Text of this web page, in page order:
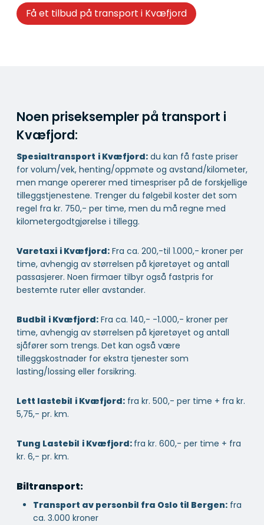
Få et tilbud på transport i Kvæfjord
Noen priseksempler på transport i
Kvæfjord:
Spesialtransport i Kvæfjord: du kan få faste priser
for volum/vek, henting/oppmøte og avstand/kilometer,
men mange opererer med timespriser på de forskjellige
tilleggstjenestene. Trenger du følgebil koster det som
regel fra kr. 750,- per time, men du må regne med
kilometergodtgjørelse i tillegg.
Varetaxi i Kvæfjord: Fra ca. 200,-til 1.000,- kroner per
time, avhengig av størrelsen på kjøretøyet og antall
passasjerer. Noen firmaer tilbyr også fastpris for
bestemte ruter eller avstander.
Budbil i Kvæfjord: Fra ca. 140,- -1.000,- kroner per
time, avhengig av størrelsen på kjøretøyet og antall
sjåfører som trengs. Det kan også være
tilleggskostnader for ekstra tjenester som
lasting/lossing eller forsikring.
Lett lastebil i Kvæfjord: fra kr. 500,- per time + fra kr.
5,75,- pr. km.
Tung Lastebil i Kvæfjord: fra kr. 600,- per time + fra
kr. 6,- pr. km.
Biltransport:
Transport av personbil fra Oslo til Bergen: fra
ca. 3.000 kroner